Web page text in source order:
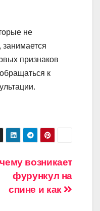
не
занимается
признаков
к
возникает
фурункул на
спине и как